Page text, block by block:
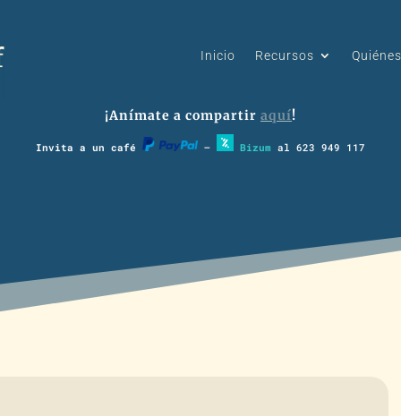
Inicio Recursos
¡Anímate a compartir aquí!
Invita a un café – Bizum al 623 949 117